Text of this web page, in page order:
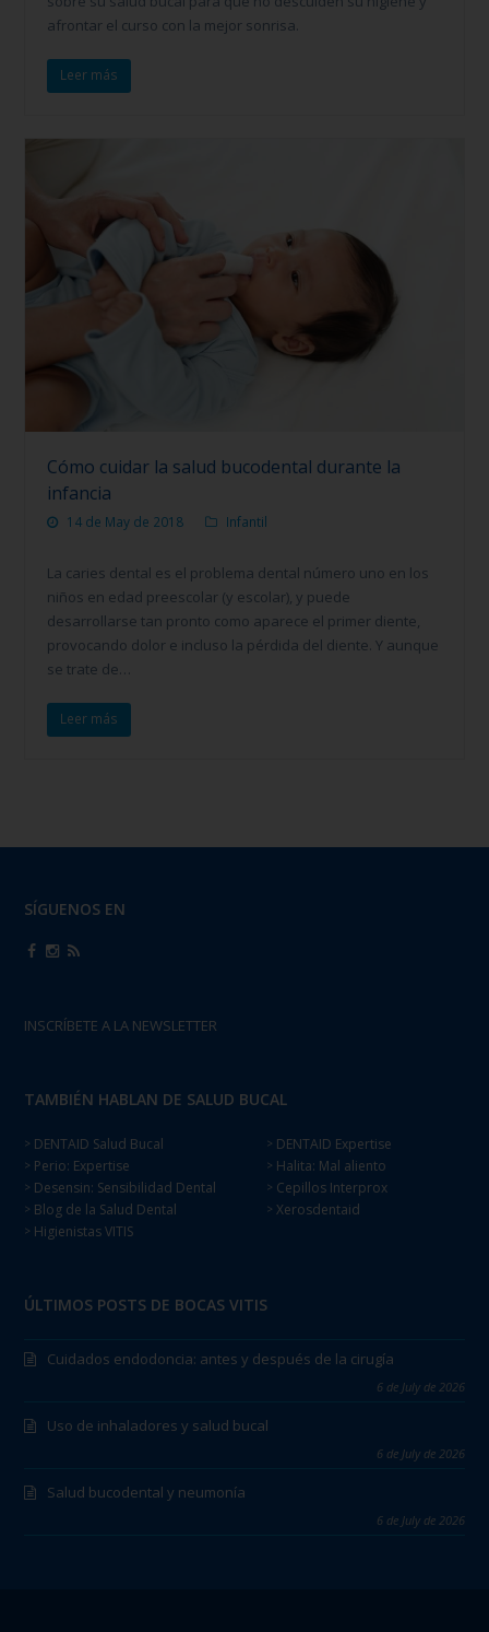
afrontar el curso con la mejor sonrisa.
Leer más
Cómo cuidar la salud bucodental durante la
infancia
14 de May de 2018 Infantil
La caries dental es el problema dental número uno en los
niños en edad preescolar (y escolar), y puede
desarrollarse tan pronto como aparece el primer diente,
provocando dolor e incluso la pérdida del diente. Y aunque
se trate de…
Leer más
SÍGUENOS EN
INSCRÍBETE A LA NEWSLETTER
TAMBIÉN HABLAN DE SALUD BUCAL
> DENTAID Salud Bucal
> Perio: Expertise
> Desensin: Sensibilidad Dental
> Blog de la Salud Dental
> Higienistas VITIS
> DENTAID Expertise
> Halita: Mal aliento
> Cepillos Interprox
> Xerosdentaid
ÚLTIMOS POSTS DE BOCAS VITIS
Cuidados endodoncia: antes y después de la cirugía
6 de July de 2026
Uso de inhaladores y salud bucal
6 de July de 2026
Salud bucodental y neumonía
6 de July de 2026